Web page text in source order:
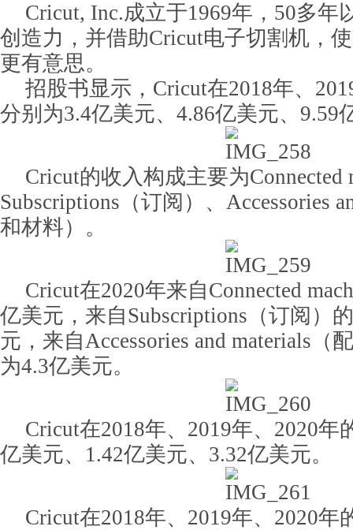
Cricut, Inc.成立于1969年，50多年
创造力，并借助Cricut电子切割机，
更有意思。
招股书显示，Cricut在2018年、
分别为3.4亿美元、4.86亿美元、9.59
Cricut的收入构成主要为Connected
Subscriptions（订阅）、Accessories
和材料）。
Cricut在2020年来自Connected
亿美元，来自Subscriptions（订阅）
元，来自Accessories and materials（
为4.3亿美元。
Cricut在2018年、2019年、2020年
亿美元、1.42亿美元、3.32亿美元。
Cricut在2018年、2019年、2020年